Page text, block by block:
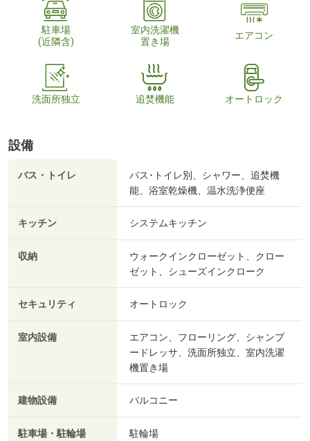
駐車場
(近隣含)
室内洗濯機
置き場
エアコン
洗面所独立 追焚機能 オートロック
設備
バス・トイレ
バス･トイレ別、シャワー、追焚機
能、浴室乾燥機、温水洗浄便座
キッチン システムキッチン
収納
ウォークインクローゼット、クロー
ゼット、シューズインクローク
セキュリティ オートロック
室内設備
エアコン、フローリング、シャンプ
ードレッサ、洗面所独立、室内洗濯
機置き場
建物設備 バルコニー
駐車場・駐輪場 駐輪場